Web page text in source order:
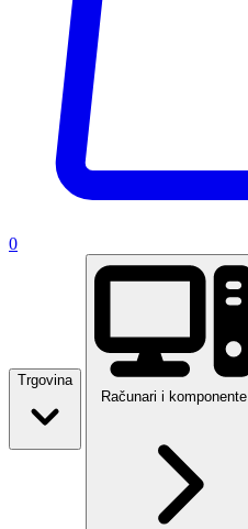
0
Trgovina
Računari i komponente